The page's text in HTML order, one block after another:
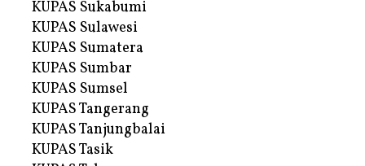
KUPAS Sukabumi
KUPAS Sulawesi
KUPAS Sumatera
KUPAS Sumbar
KUPAS Sumsel
KUPAS Tangerang
KUPAS Tanjungbalai
KUPAS Tasik